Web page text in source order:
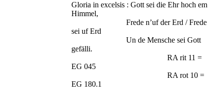
Gloria in excelsis : Gott sei die Ehr hoch em
Himmel,
Frede n’uf der Erd / Frede
sei uf Erd
Un de Mensche sei Gott
gefälli.
RA rit 11 =
EG 045
RA rot 10 =
EG 180.1